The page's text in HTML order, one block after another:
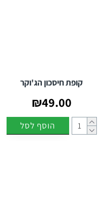
קופת חיסכון הג'וקר
₪49.00
הוסף לסל